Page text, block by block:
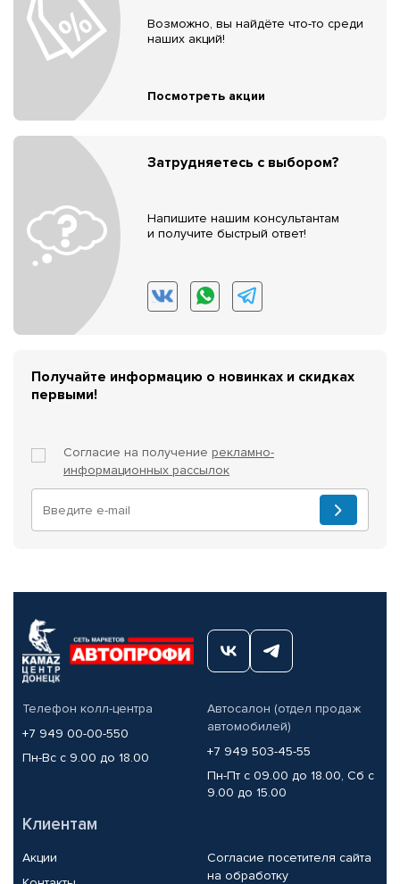
Возможно, вы найдёте что-то среди
наших акций!
Посмотреть акции
Затрудняетесь с выбором?
Напишите нашим консультантам
и получите быстрый ответ!
Получайте информацию о новинках и скидках
первыми!
Согласие на получение рекламно-
информационных рассылок
Телефон колл-центра
+7 949 00-00-550
Пн-Вс с 9.00 до 18.00
Автосалон (отдел продаж
автомобилей)
+7 949 503-45-55
Пн-Пт с 09.00 до 18.00, Сб с
9.00 до 15.00
Клиентам
Акции
Согласие посетителя сайта
на обработку